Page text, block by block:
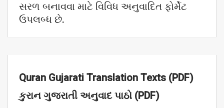
સરળ બનાવવા માટે વિવિધ અનુવાદિત ફોર્મેટ
ઉપલબ્ધ છે.
Quran Gujarati Translation Texts (PDF)
કુરાન ગુજરાતી અનુવાદપાઠો (PDF)